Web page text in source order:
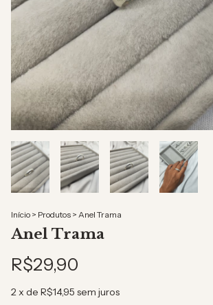
Início > Produtos > Anel Trama
Anel Trama
R$29,90
2 x de R$14,95 sem juros